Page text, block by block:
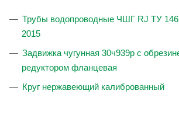
Трубы водопроводные ЧШГ RJ ТУ
2015
Задвижка чугунная 30ч939р с
редуктором фланцевая
Круг нержавеющий калиброванный